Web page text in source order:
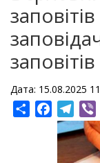
Дата: 15.08.2025
ShareFacebook